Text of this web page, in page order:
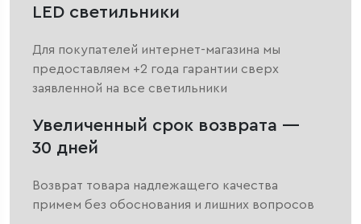
LED светильники
Для покупателей интернет-магазина мы
предоставляем +2 года гарантии сверх
заявленной на все светильники
Увеличенный срок возврата —
30 дней
Возврат товара надлежащего качества
примем без обоснования и лишних вопросов